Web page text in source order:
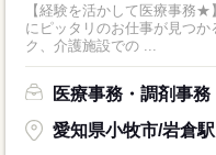
【経験を活かして医療事務
にピッタリのお仕事が見つかる★ ◇お仕事内容◇ 病院や
ク、介護施設での ...
医療事務・調剤事務
愛知県小牧市/岩倉駅